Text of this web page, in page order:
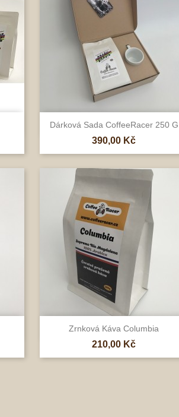
Dárková Sada CoffeeRacer 250 G
Cena
390,00 Kč
Rychlý náhled
Zrnková Káva Columbia
Cena
210,00 Kč
Rychlý náhled